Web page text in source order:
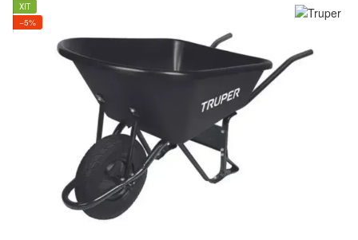
ХІТ
−5%